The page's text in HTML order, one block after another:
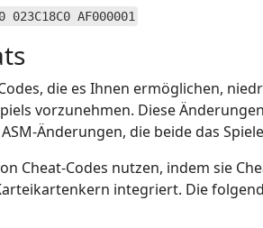
023C18C0 AF000001
die es Ihnen ermöglichen,
vorzunehmen. Diese
Änderungen, die beide das
Cheat-Codes nutzen, indem sie
integriert. Die